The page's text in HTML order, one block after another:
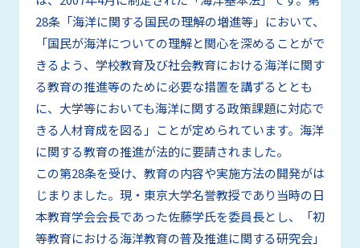
28条「海洋に関する国民の理解の増進等」において、
「国民が海洋についての理解と関心を深めることがで
きるよう、学校教育及び社会教育における海洋に関す
る教育の推進等のために必要な措置を講ずるととも
に、大学等においても海洋に関する政策課題に対応で
きる人材育成を図る」ことが定められています。海洋
に関する教育の推進が法的に要請されました。
この第28条を受け、教育の内容や実施方法の開発がは
じまりました。現・東京大学名誉教授であり当時の日
本教育学会会長であった佐藤学氏を委員長とし、「初
等教育における海洋教育の普及推進に関する研究会」